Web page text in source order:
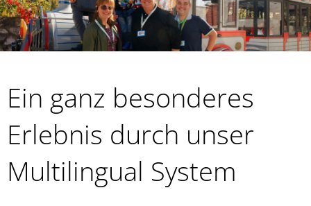
Ein ganz besonderes
Erlebnis durch unser
Multilingual System